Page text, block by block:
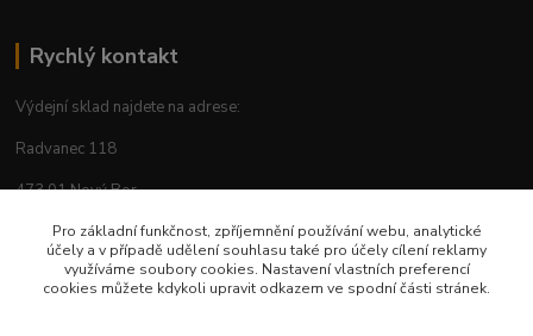
Rychlý kontakt
Výdejní sklad najdete na adrese:
Radvanec 118
473 01 Nový Bor
tel: +420 605 283 713
Pro základní funkčnost, zpříjemnění používání webu, analytické
účely a v případě udělení souhlasu také pro účely cílení reklamy
využíváme soubory cookies. Nastavení vlastních preferencí
cookies můžete kdykoli upravit odkazem ve spodní části stránek.